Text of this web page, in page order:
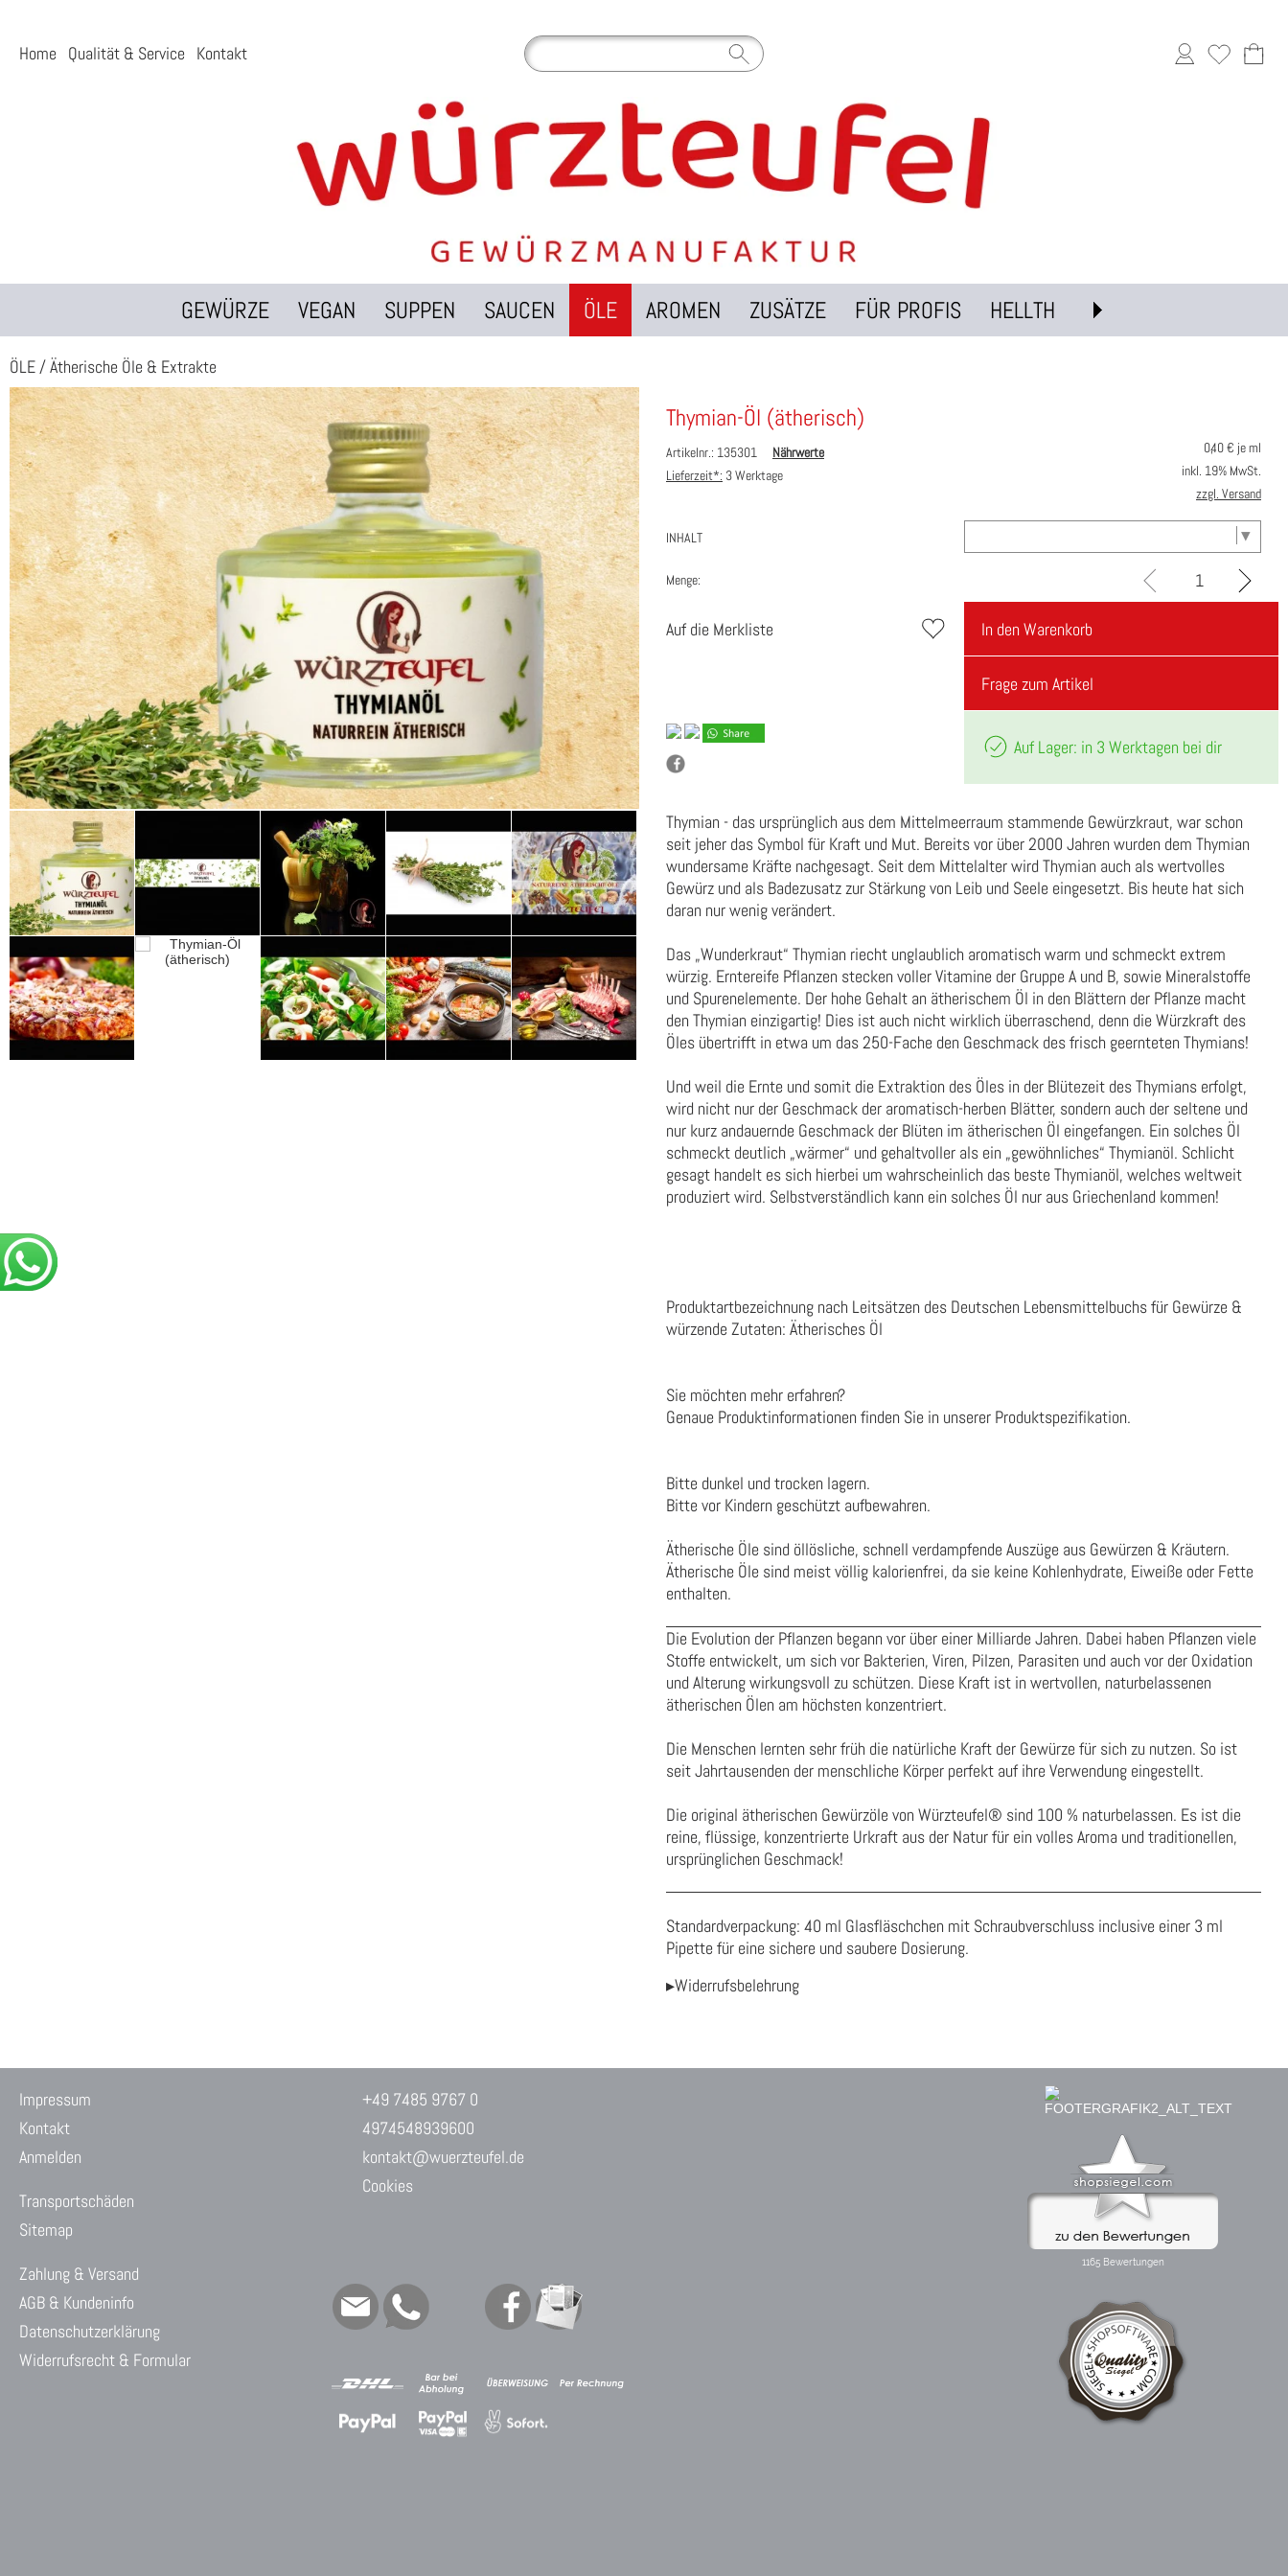
Home Qualität & Service Kontakt
GEWÜRZE VEGAN SUPPEN SAUCEN ÖLE AROMEN ZUSÄTZE FÜR PROFIS HELLTH
ÖLE /Ätherische Öle & Extrakte
Thymian-Öl (ätherisch)
Artikelnr.: 135301
Nährwerte
Lieferzeit*: 3 Werktage
0,40€ je ml
inkl. 19% MwSt.
zzgl. Versand
INHALT
Menge:
Auf die Merkliste In den Warenkorb
Frage zum Artikel
Auf Lager: in 3 Werktagen bei dir
Thymian - das ursprünglich aus dem Mittelmeerraum stammende Gewürzkraut, war schon
seit jeher das Symbol für Kraft und Mut. Bereits vor über 2000 Jahren wurden dem Thymian
wundersame Kräfte nachgesagt. Seit dem Mittelalter wird Thymian auch als wertvolles
Gewürz und als Badezusatz zur Stärkung von Leib und Seele eingesetzt. Bis heute hat sich
daran nur wenig verändert.
Das „Wunderkraut“ Thymian riecht unglaublich aromatisch warm und schmeckt extrem
würzig. Erntereife Pflanzen stecken voller Vitamine der Gruppe A und B, sowie Mineralstoffe
und Spurenelemente. Der hohe Gehalt an ätherischem Öl in den Blättern der Pflanze macht
den Thymian einzigartig! Dies ist auch nicht wirklich überraschend, denn die Würzkraft des
Öles übertrifft in etwa um das 250-Fache den Geschmack des frisch geernteten Thymians!
Und weil die Ernte und somit die Extraktion des Öles in der Blütezeit des Thymians erfolgt,
wird nicht nur der Geschmack der aromatisch-herben Blätter, sondern auch der seltene und
nur kurz andauernde Geschmack der Blüten im ätherischen Öl eingefangen. Ein solches Öl
schmeckt deutlich „wärmer“ und gehaltvoller als ein „gewöhnliches“ Thymianöl. Schlicht
gesagt handelt es sich hierbei um wahrscheinlich das beste Thymianöl, welches weltweit
produziert wird. Selbstverständlich kann ein solches Öl nur aus Griechenland kommen!
Produktartbezeichnung nach Leitsätzen des Deutschen Lebensmittelbuchs für Gewürze &
würzende Zutaten: Ätherisches Öl
Sie möchten mehr erfahren?
Genaue Produktinformationen finden Sie in unserer Produktspezifikation.
Bitte dunkel und trocken lagern.
Bitte vor Kindern geschützt aufbewahren.
Ätherische Öle sind öllösliche, schnell verdampfende Auszüge aus Gewürzen & Kräutern.
Ätherische Öle sind meist völlig kalorienfrei, da sie keine Kohlenhydrate, Eiweiße oder Fette
enthalten.
Die Evolution der Pflanzen begann vor über einer Milliarde Jahren. Dabei haben Pflanzen viele
Stoffe entwickelt, um sich vor Bakterien, Viren, Pilzen, Parasiten und auch vor der Oxidation
und Alterung wirkungsvoll zu schützen. Diese Kraft ist in wertvollen, naturbelassenen
ätherischen Ölen am höchsten konzentriert.
Die Menschen lernten sehr früh die natürliche Kraft der Gewürze für sich zu nutzen. So ist
seit Jahrtausenden der menschliche Körper perfekt auf ihre Verwendung eingestellt.
Die original ätherischen Gewürzöle von Würzteufel® sind 100 % naturbelassen. Es ist die
reine, flüssige, konzentrierte Urkraft aus der Natur für ein volles Aroma und traditionellen,
ursprünglichen Geschmack!
Standardverpackung: 40 ml Glasfläschchen mit Schraubverschluss inclusive einer 3 ml
Pipette für eine sichere und saubere Dosierung.
▸Widerrufsbelehrung
Impressum
Kontakt
Anmelden
Transportschäden
Sitemap
Zahlung & Versand
AGB & Kundeninfo
Datenschutzerklärung
Widerrufsrecht & Formular
+49 7485 9767 0
4974548939600
kontakt@wuerzteufel.de
Cookies